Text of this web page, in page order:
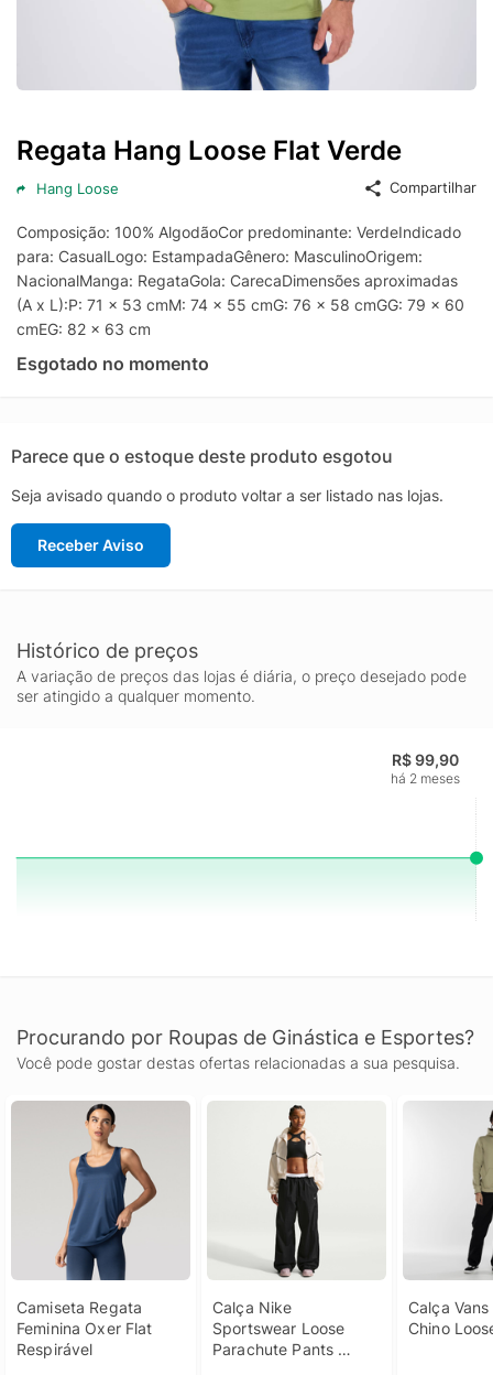
Regata Hang Loose Flat Verde
Hang Loose Compartilhar
Composição: 100% AlgodãoCor predominante: VerdeIndicado
para: CasualLogo: EstampadaGênero: MasculinoOrigem:
NacionalManga: RegataGola: CarecaDimensões aproximadas
(A x L):P: 71 x 53 cmM: 74 x 55 cmG: 76 x 58 cmGG: 79 x 60
cmEG: 82 x 63 cm
Esgotado no momento
Parece que o estoque deste produto esgotou
Seja avisado quando o produto voltar a ser listado nas lojas.
Receber Aviso
Histórico de preços
A variação de preços das lojas é diária, o preço desejado pode
ser atingido a qualquer momento.
R$ 99,90
há 2 meses
Procurando por Roupas de Ginástica e Esportes?
Você pode gostar destas ofertas relacionadas a sua pesquisa.
Camiseta Regata
Feminina Oxer Flat
Respirável
Calça Nike
Sportswear Loose
Parachute Pants
Calça
Chino